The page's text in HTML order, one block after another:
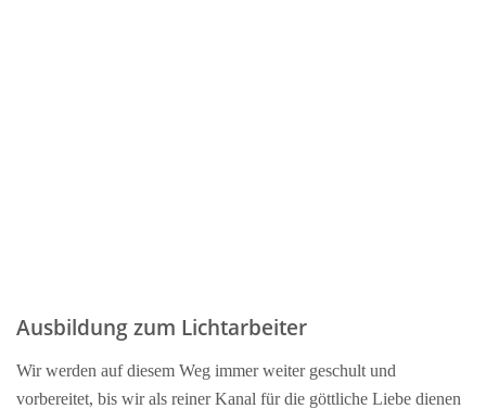
Ausbildung zum Lichtarbeiter
Wir werden auf diesem Weg immer weiter geschult und
vorbereitet, bis wir als reiner Kanal für die göttliche Liebe dienen